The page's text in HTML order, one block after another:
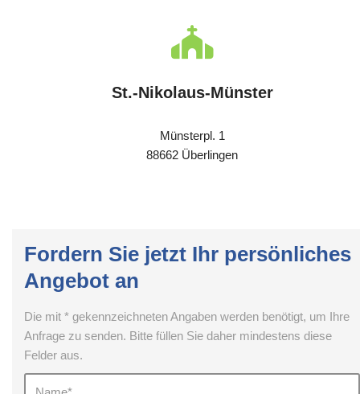
St.-Nikolaus-Münster
Münsterpl. 1
88662 Überlingen
Fordern Sie jetzt Ihr persönliches
Angebot an
Die mit * gekennzeichneten Angaben werden benötigt, um Ihre
Anfrage zu senden. Bitte füllen Sie daher mindestens diese
Felder aus.